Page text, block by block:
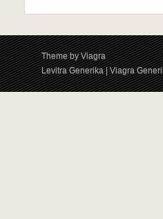
Theme byViagra
Levitra Generika|Viagra